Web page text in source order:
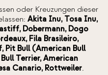
oder Kreuzungen dieser
Akita Inu, Tosa Inu,
Dobermann, Dogo
Fila Brasileiro,
Pit Bull (American Bull
Terrier, American
Canario, Rottweiler.